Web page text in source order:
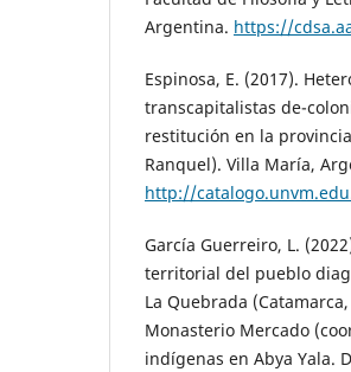
Argentina. https://
Espinosa, E. (2017).
transcapitalistas de-
restitución en la
Ranquel). Villa María,
http://
García Guerreiro, L.
territorial del pueblo
La Quebrada
Monasterio Mercado
indígenas en Abya Yala.